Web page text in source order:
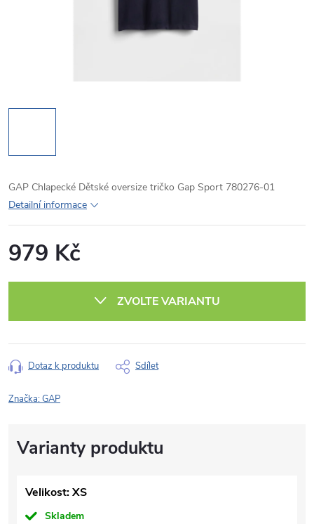
GAP Chlapecké Dětské oversize tričko Gap Sport 780276-01
Detailní informace
979 Kč
ZVOLTE VARIANTU
Dotaz k produktu Sdílet
Značka:GAP
Velikost: XS
Skladem